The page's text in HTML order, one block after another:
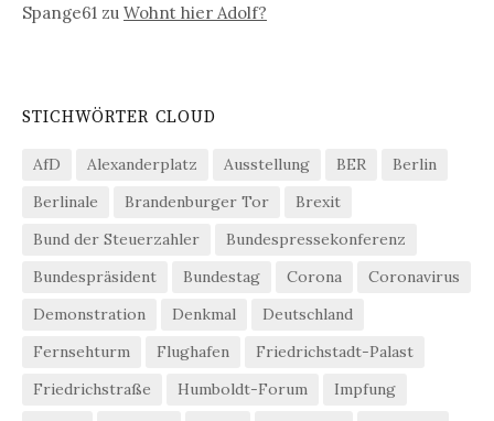
Spange61 zu Wohnt hier Adolf?
STICHWÖRTER CLOUD
AfD Alexanderplatz Ausstellung BER
Berlin
Berlinale
Brandenburger Tor
Brexit
Bund der Steuerzahler
Bundespressekonferenz
Bundespräsident
Bundestag Corona
Coronavirus
Demonstration
Denkmal
Deutschland
Fernsehturm
Flughafen
Friedrichstadt-Palast
Friedrichstraße
Humboldt-Forum
Impfung